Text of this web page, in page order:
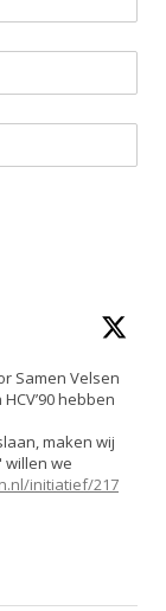
Samen Velsen
hebben
maken wij
willen we
initiatief/217